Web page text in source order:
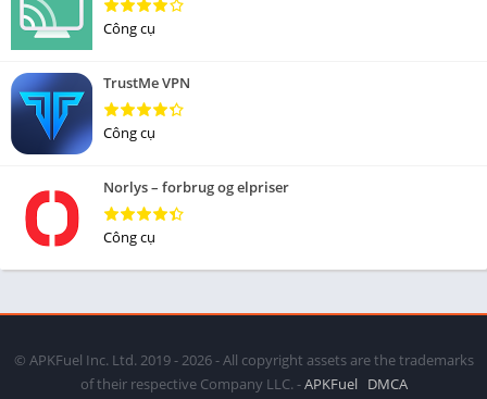
Công cụ
TrustMe VPN
Công cụ
Norlys – forbrug og elpriser
Công cụ
© APKFuel Inc. Ltd. 2019 - 2026 - All copyright assets are the trademarks
of their respective Company LLC. -APKFuel DMCA